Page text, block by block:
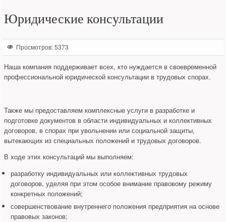
Юридические консультации
Просмотров: 5373
Наша компания поддерживает всех, кто нуждается в своевременной
профессиональной юридической консультации в трудовых спорах.
Также мы предоставляем комплексные услуги в разработке и
подготовке документов в области индивидуальных и коллективных
договоров, в спорах при увольнении или социальной защиты,
вытекающих из специальных положений и трудовых договоров.
В ходе этих консультаций мы выполняем:
разработку индивидуальных или коллективных трудовых
договоров, уделяя при этом особое внимание правовому режиму
конкретных положений;
совершенствование внутреннего положения предприятия на основе
правовых законов;